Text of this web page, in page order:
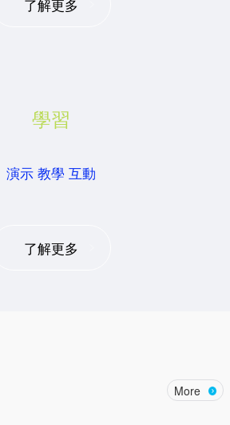
了解更多
學習
演示 教學 互動
了解更多
More